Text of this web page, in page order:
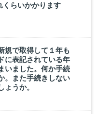
くらいかかります
規で取得して１年も
に表記されている年
いました。何か手続
。また手続きしない
うか。